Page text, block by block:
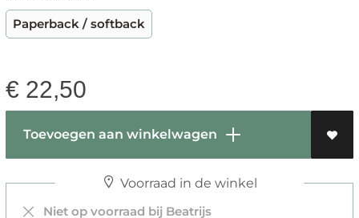
Paperback / softback
€ 22,50
Toevoegen aan winkelwagen
Voorraad in de winkel
Niet op voorraad bij Beatrijs